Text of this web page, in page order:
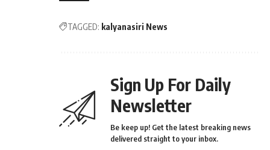
TAGGED: kalyanasiri News
Sign Up For Daily
Newsletter
Be keep up! Get the latest breaking news
delivered straight to your inbox.